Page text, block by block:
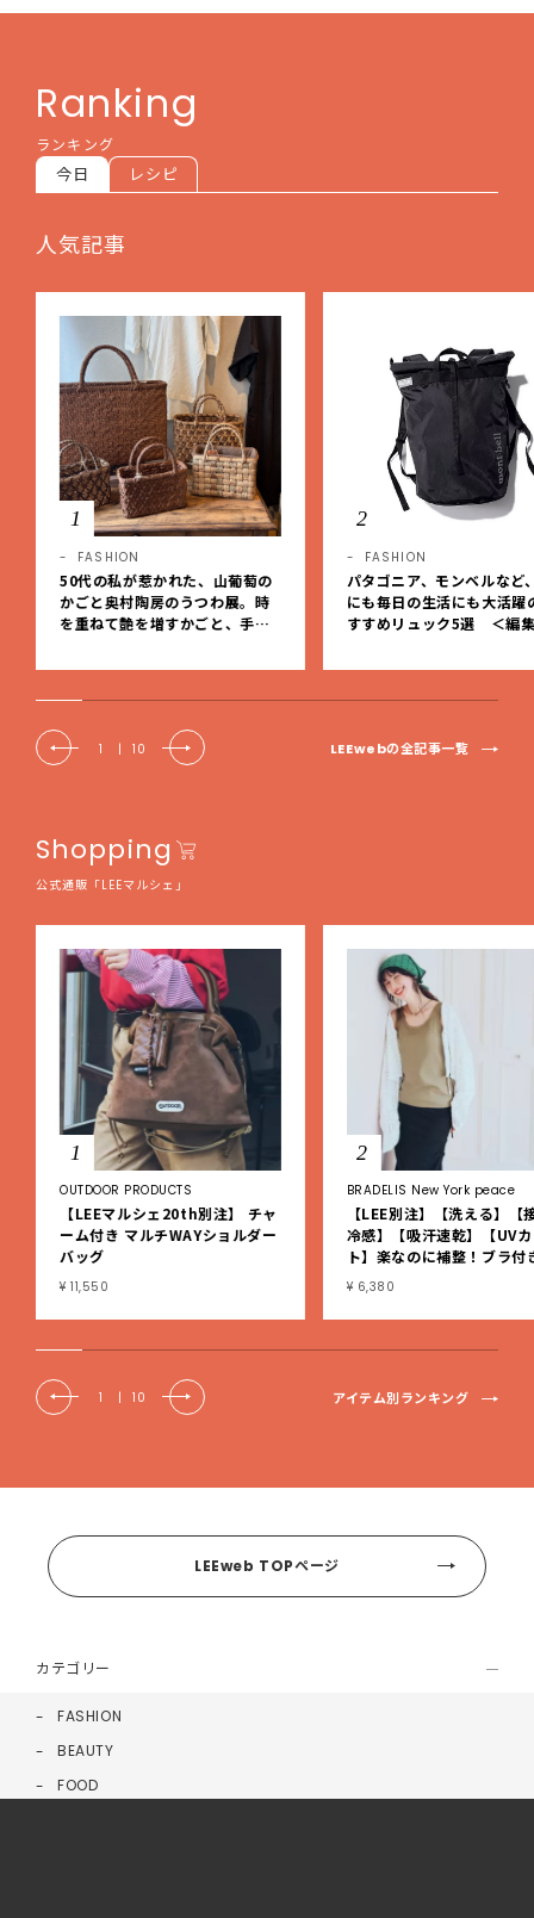
Ranking
ランキング
今日 レシピ
人気記事
1
FASHION
50代の私が惹かれた、山葡萄の
かごと奥村陶房のうつわ展。時
を重ねて艶を増すかごと、手仕
EE DAYS club tanpopo】
2
FASHION
パタゴニア、モンベルなど
にも毎日の生活にも大活躍
すすめリュック5選 ＜編
1 | 10 LEEwebの全記事一覧
Shopping
公式通販「LEEマルシェ」
1
OUTDOOR PRODUCTS
【LEEマルシェ20th別注】 チャ
ーム付き マルチWAYショルダー
バッグ
¥ 11,550
2
BRADELIS New York peace
【LEE別注】【洗える】【
冷感】【吸汗速乾】【UV
ト】楽なのに補整！ブラ付
ブタンクトップ
¥ 6,380
1 | 10 アイテム別ランキング
LEEweb TOPページ
カテゴリー
FASHION
BEAUTY
FOOD